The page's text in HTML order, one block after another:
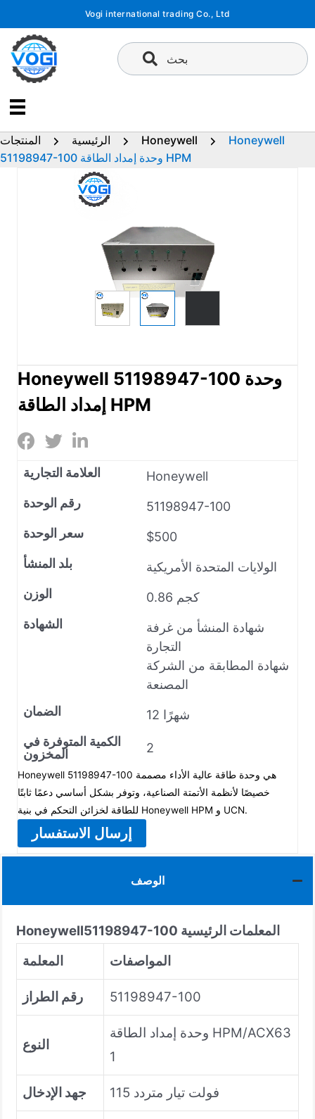
المحتوى
Vogi international trading Co., Ltd
بحث
الرئيسية المنتجات Honeywell
Honeywell
51198947-100 وحدة إمداد الطاقة HPM
Honeywell 51198947-100 وحدة
إمداد الطاقة HPM
العلامة التجارية
Honeywell
رقم الوحدة
51198947-100
سعر الوحدة
$500
بلد المنشأ
الولايات المتحدة الأمريكية
الوزن
0.86 كجم
الشهادة
شهادة المنشأ من غرفة
التجارة
شهادة المطابقة من الشركة
المصنعة
الضمان
12 شهرًا
الكمية المتوفرة في
المخزون
2
Honeywell 51198947-100 هي وحدة طاقة عالية الأداء مصممة
خصيصًا لأنظمة الأتمتة الصناعية، وتوفر بشكل أساسي دعمًا ثابتًا
للطاقة لخزائن التحكم في بنية Honeywell HPM و UCN.
إرسال الاستفسار
الوصف
Honeywell51198947-100 المعلمات الرئيسية
المعلمة
المواصفات
رقم الطراز 51198947-100
النوع
وحدة إمداد الطاقة HPM/ACX63
1
جهد الإدخال 115 فولت تيار متردد